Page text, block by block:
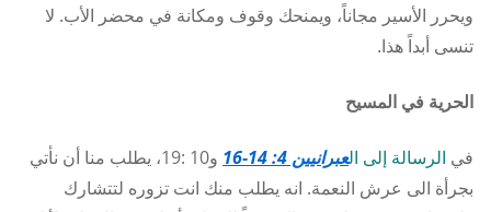
ويحرر الأسير مجاناً، ويمنحك وقوف ومكانة في محضر الأب. لا
تنسى أبداً هذا.
الحرية في المسيح
في الرسالة إلى العبرانيين 4: 14-16
و10 :19، يطلب منا أن نأتي
بجرأة الى عرش النعمة. انه يطلب منك انت تزوره لتتشارك